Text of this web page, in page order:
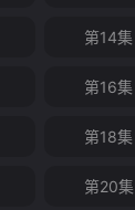
第14集
第16集
第18集
第20集